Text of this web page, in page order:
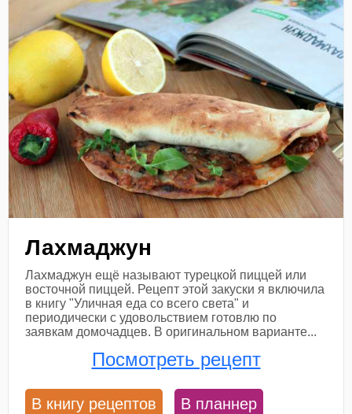
Лахмаджун
Лахмаджун ещё называют турецкой пиццей или
восточной пиццей. Рецепт этой закуски я включила
в книгу "Уличная еда со всего света" и
периодически с удовольствием готовлю по
заявкам домочадцев. В оригинальном варианте...
Посмотреть рецепт
В книгу рецептов В планнер